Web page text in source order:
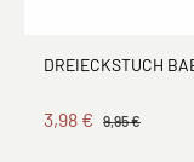
DREIECKSTUCH
3,98 € 9,95 €